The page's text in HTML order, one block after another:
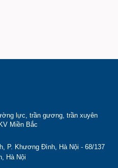
lực, trần gương, trần xuyên
Miền Bắc
P. Khương Đình, Hà Nội - 68/137
Hà Nội